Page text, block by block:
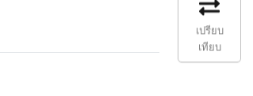
เปรียบ
เทียบ